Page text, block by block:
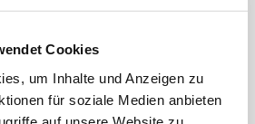
Cookies
um Inhalte und Anzeigen zu
für soziale Medien anbieten
Sie unseren Newsletter
von 10 %
Abonnieren